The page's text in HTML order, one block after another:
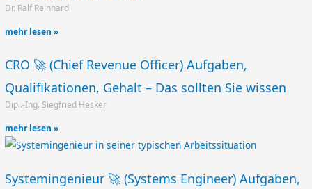
Dr. Ralf Reinhard
mehr lesen »
CRO 🚀 (Chief Revenue Officer) Aufgaben,
Qualifikationen, Gehalt – Das sollten Sie wissen
Dipl.-Ing. Siegfried Hesker
mehr lesen »
Systemingenieur 🚀 (Systems Engineer) Aufgaben,